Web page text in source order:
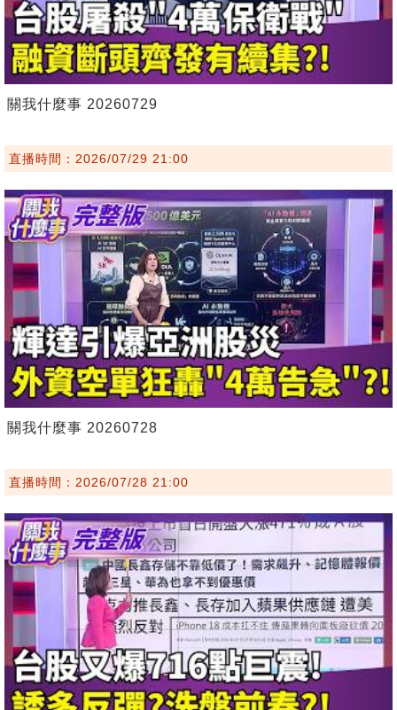
關我什麼事 20260729
直播時間：2026/07/29 21:00
關我什麼事 20260728
直播時間：2026/07/28 21:00